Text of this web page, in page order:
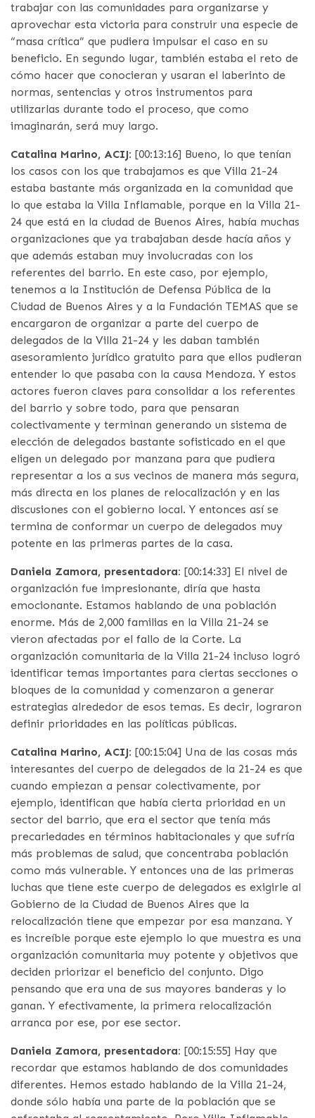
trabajar con las comunidades para organizarse y
aprovechar esta victoria para construir una especie de
“masa crítica” que pudiera impulsar el caso en su
beneficio. En segundo lugar, también estaba el reto de
cómo hacer que conocieran y usaran el laberinto de
normas, sentencias y otros instrumentos para
utilizarlas durante todo el proceso, que como
imaginarán, será muy largo.
Catalina Marino, ACIJ: [00:13:16] Bueno, lo que tenían
los casos con los que trabajamos es que Villa 21-24
estaba bastante más organizada en la comunidad que
lo que estaba la Villa Inflamable, porque en la Villa 21-
24 que está en la ciudad de Buenos Aires, había muchas
organizaciones que ya trabajaban desde hacía años y
que además estaban muy involucradas con los
referentes del barrio. En este caso, por ejemplo,
tenemos a la Institución de Defensa Pública de la
Ciudad de Buenos Aires y a la Fundación TEMAS que se
encargaron de organizar a parte del cuerpo de
delegados de la Villa 21-24 y les daban también
asesoramiento jurídico gratuito para que ellos pudieran
entender lo que pasaba con la causa Mendoza. Y estos
actores fueron claves para consolidar a los referentes
del barrio y sobre todo, para que pensaran
colectivamente y terminan generando un sistema de
elección de delegados bastante sofisticado en el que
eligen un delegado por manzana para que pudiera
representar a los a sus vecinos de manera más segura,
más directa en los planes de relocalización y en las
discusiones con el gobierno local. Y entonces así se
termina de conformar un cuerpo de delegados muy
potente en las primeras partes de la casa.
Daniela Zamora, presentadora: [00:14:33] El nivel de
organización fue impresionante, diría que hasta
emocionante. Estamos hablando de una población
enorme. Más de 2,000 familias en la Villa 21-24 se
vieron afectadas por el fallo de la Corte. La
organización comunitaria de la Villa 21-24 incluso logró
identificar temas importantes para ciertas secciones o
bloques de la comunidad y comenzaron a generar
estrategias alrededor de esos temas. Es decir, lograron
definir prioridades en las políticas públicas.
Catalina Marino, ACIJ: [00:15:04] Una de las cosas más
interesantes del cuerpo de delegados de la 21-24 es que
cuando empiezan a pensar colectivamente, por
ejemplo, identifican que había cierta prioridad en un
sector del barrio, que era el sector que tenía más
precariedades en términos habitacionales y que sufría
más problemas de salud, que concentraba población
como más vulnerable. Y entonces una de las primeras
luchas que tiene este cuerpo de delegados es exigirle al
Gobierno de la Ciudad de Buenos Aires que la
relocalización tiene que empezar por esa manzana. Y
es increíble porque este ejemplo lo que muestra es una
organización comunitaria muy potente y objetivos que
deciden priorizar el beneficio del conjunto. Digo
pensando que era una de sus mayores banderas y lo
ganan. Y efectivamente, la primera relocalización
arranca por ese, por ese sector.
Daniela Zamora, presentadora: [00:15:55] Hay que
recordar que estamos hablando de dos comunidades
diferentes. Hemos estado hablando de la Villa 21-24,
donde sólo había una parte de la población que se